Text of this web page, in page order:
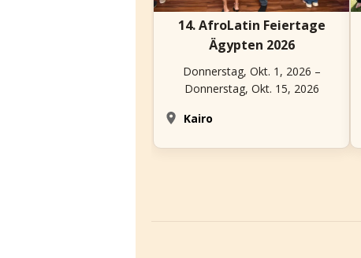
14. AfroLatin Feiertage
Ägypten 2026
Donnerstag, Okt. 1, 2026 –
Donnerstag, Okt. 15, 2026
Kairo